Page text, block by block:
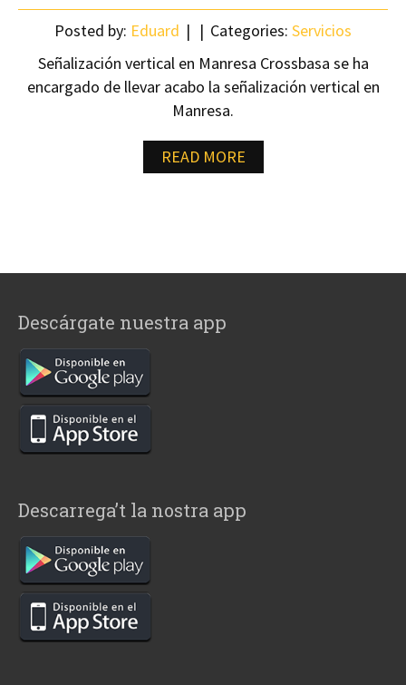
Posted by: Eduard Categories: Servicios
Señalización vertical en Manresa Crossbasa se ha
encargado de llevar acabo la señalización vertical en
Manresa.
READ MORE
Descárgate nuestra app
Descarrega’t la nostra app